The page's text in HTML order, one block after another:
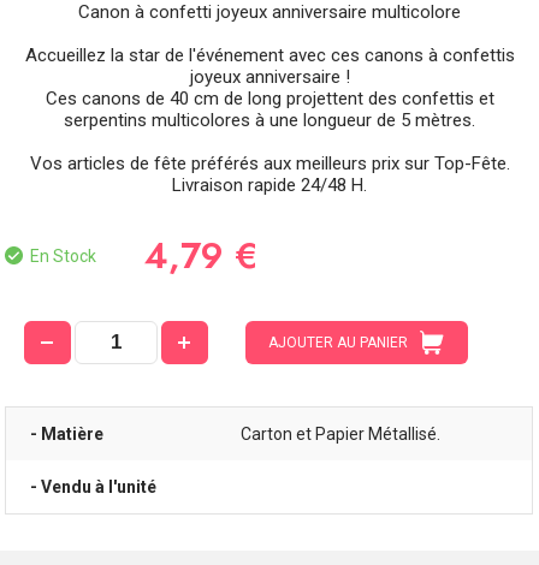
Canon à confetti joyeux anniversaire multicolore
Accueillez la star de l'événement avec ces canons à confettis
joyeux anniversaire !
Ces canons de 40 cm de long projettent des confettis et
serpentins multicolores à une longueur de 5 mètres.
Vos articles de fête préférés aux meilleurs prix sur Top-Fête.
Livraison rapide 24/48 H.
En Stock 4,79 €
AJOUTER AU PANIER
- Matière Carton et Papier Métallisé.
- Vendu à l'unité